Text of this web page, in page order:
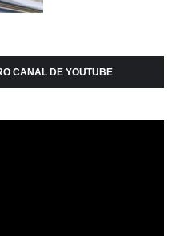
CANAL DE YOUTUBE